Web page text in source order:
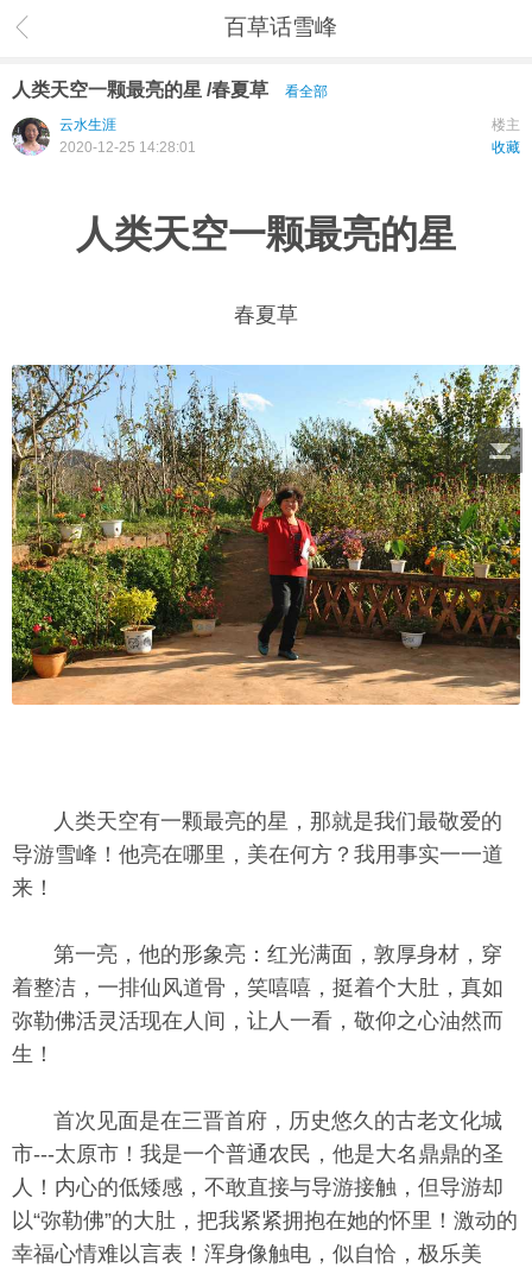
百草话雪峰
人类天空一颗最亮的星 /春夏草
看全部
楼主
云水生涯
收藏
2020-12-25 14:28:01
人类天空一颗最亮的星
春夏草
人类天空有一颗最亮的星，那就是我们最敬爱的
导游雪峰！他亮在哪里，美在何方？我用事实一一道
来！
第一亮，他的形象亮：红光满面，敦厚身材，穿
着整洁，一排仙风道骨，笑嘻嘻，挺着个大肚，真如
弥勒佛活灵活现在人间，让人一看，敬仰之心油然而
生！
首次见面是在三晋首府，历史悠久的古老文化城
市---太原市！我是一个普通农民，他是大名鼎鼎的圣
人！内心的低矮感，不敢直接与导游接触，但导游却
以“弥勒佛”的大肚，把我紧紧拥抱在她的怀里！激动的
幸福心情难以言表！浑身像触电，似自恰，极乐美